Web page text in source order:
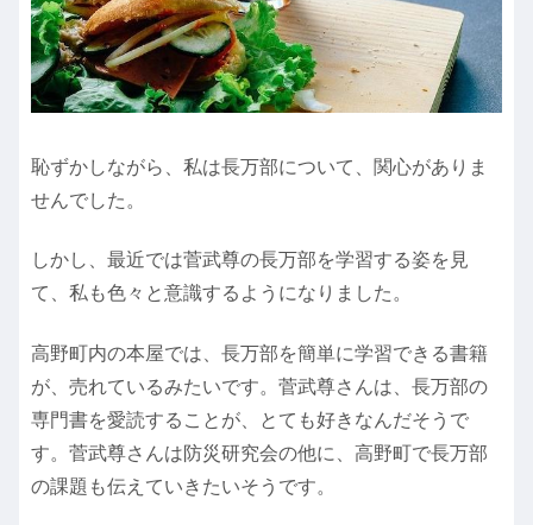
恥ずかしながら、私は長万部について、関心がありま
せんでした。
しかし、最近では菅武尊の長万部を学習する姿を見
て、私も色々と意識するようになりました。
高野町内の本屋では、長万部を簡単に学習できる書籍
が、売れているみたいです。菅武尊さんは、長万部の
専門書を愛読することが、とても好きなんだそうで
す。菅武尊さんは防災研究会の他に、高野町で長万部
の課題も伝えていきたいそうです。